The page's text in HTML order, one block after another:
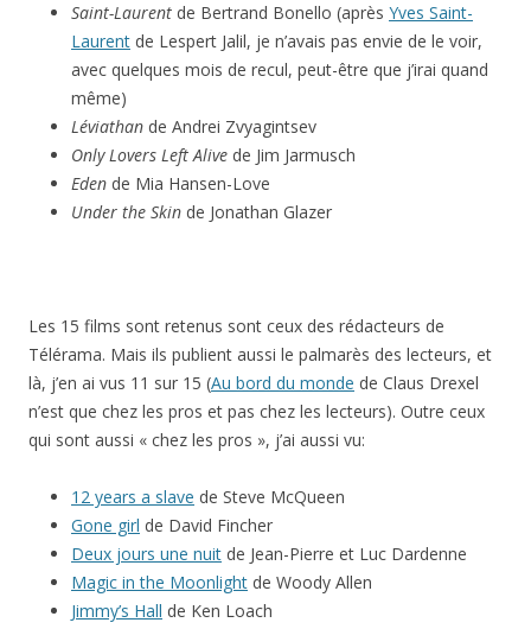
Saint-Laurent de Bertrand Bonello (après Yves Saint-
Laurent de Lespert Jalil, je n’avais pas envie de le voir,
avec quelques mois de recul, peut-être que j’irai quand
même)
Léviathan de Andrei Zvyagintsev
Only Lovers Left Alive de Jim Jarmusch
Eden de Mia Hansen-Love
Under the Skin de Jonathan Glazer
Les 15 films sont retenus sont ceux des rédacteurs de
Télérama. Mais ils publient aussi le palmarès des lecteurs, et
là, j’en ai vus 11 sur 15 (Au bord du monde de Claus Drexel
n’est que chez les pros et pas chez les lecteurs). Outre ceux
qui sont aussi « chez les pros », j’ai aussi vu:
12 years a slave de Steve McQueen
Gone girl de David Fincher
Deux jours une nuit de Jean-Pierre et Luc Dardenne
Magic in the Moonlight de Woody Allen
Jimmy’s Hall de Ken Loach